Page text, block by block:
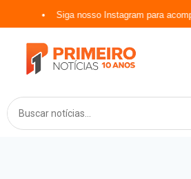
Siga nosso Instagram para